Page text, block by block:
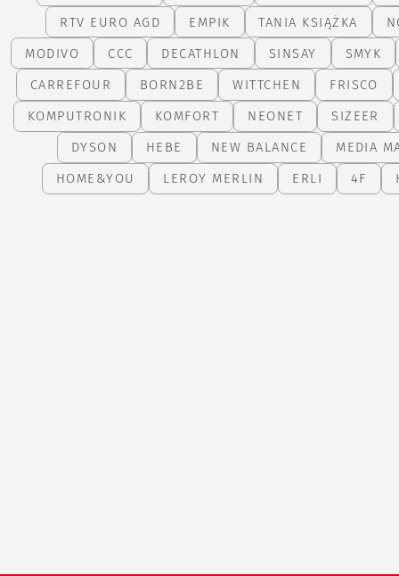
RTV EURO AGD
EMPIK TANIA KSIĄŻKA
MODIVO
CCC DECATHLON SINSAY
SMYK
CARREFOUR
BORN2BE WITTCHEN
FRISCO
KOMPUTRONIK
KOMFORT NEONET
SIZEER
DYSON
HEBE NEW BALANCE
MEDIA
HOME&YOU
LEROY MERLIN ERLI 4F